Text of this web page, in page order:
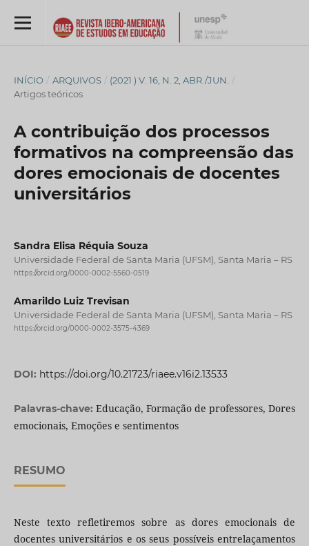
INÍCIO / ARQUIVOS / (2021 ) V. 16, N. 2, ABR./JUN.
/
Artigos teóricos
A contribuição dos processos
formativos na compreensão das
dores emocionais de docentes
universitários
Sandra Elisa Réquia Souza
Universidade Federal de Santa Maria (UFSM), Santa Maria – RS
https://orcid.org/0000-0002-5560-0519
Amarildo Luiz Trevisan
Universidade Federal de Santa Maria (UFSM), Santa Maria – RS
https://orcid.org/0000-0002-3575-4369
DOI: https://doi.org/10.21723/riaee.v16i2.13533
Palavras-chave: Educação, Formação de professores, Dores
emocionais, Emoções e sentimentos
RESUMO
Neste texto refletiremos sobre as dores emocionais de
docentes universitários e os seus possíveis entrelaçamentos